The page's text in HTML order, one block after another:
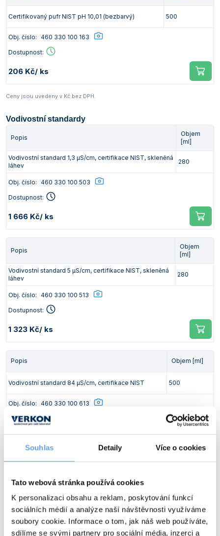
Souhlas Detaily Více o cookies
Tato webová stránka používá cookies
K personalizaci obsahu a reklam, poskytování funkcí
sociálních médií a analýze naší návštěvnosti využíváme
soubory cookie. Informace o tom, jak náš web používáte,
sdílíme se svými partnery pro sociální média, inzerci a
Certifikovaný pufr NIST pH 10,01 (bezbarvý) 500
Obj. číslo: 460 330 100 163
Dostupnost:
206 Kč/ ks
Ceny jsou uvedeny v Kč bez DPH.
Vodivostní standardy
Popis
Objem
[ml]
Vodivostní standard 1,3 μS/cm, certifikace NIST, skleněná
láhev
280
Obj. číslo: 460 330 100 503
Dostupnost:
1 666 Kč/ ks
Popis
Objem
[ml]
Vodivostní standard 5 μS/cm, certifikace NIST, skleněná
láhev
280
Obj. číslo: 460 330 100 513
Dostupnost:
1 323 Kč/ ks
Popis Objem [ml]
Vodivostní standard 84 μS/cm, certifikace NIST 500
Obj. číslo: 460 330 100 613
Dostupnost:
294 Kč/ ks
Obj. číslo: 460 330 100 623
Dostupnost: